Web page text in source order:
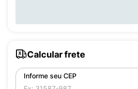
Calcular frete
Informe seu CEP